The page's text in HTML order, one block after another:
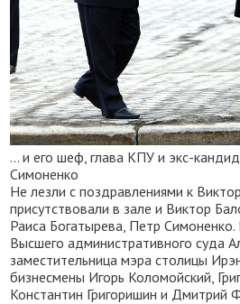
... и его шеф, глава КПУ и экс-
Симоненко
Не лезли с поздравлениями к
присутствовали в зале и Виктор
Раиса Богатырева, Петр Симоненко.
Высшего административного суда
заместительница мэра столицы
бизнесмены Игорь Коломойский,
Константин Григоришин и Дмитрий